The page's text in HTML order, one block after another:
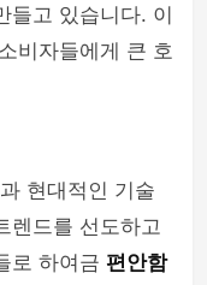
들고 있습니다. 이
비자들에게 큰 호
현대적인 기술
렌드를 선도하고
로 하여금 편안함